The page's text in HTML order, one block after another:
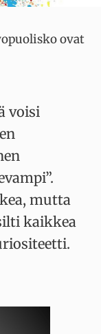
ovat
voisi
mutta
kaikkea